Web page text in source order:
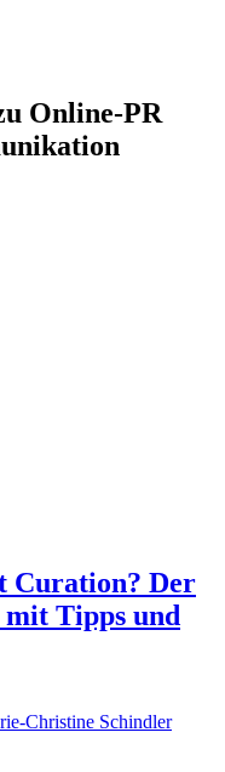
Online-PR
Curation? Der
Tipps und
Christine Schindler